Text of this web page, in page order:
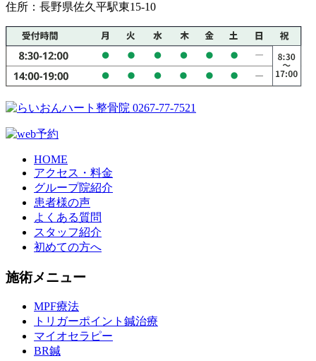
住所：長野県佐久平駅東15-10
HOME
アクセス・料金
グループ院紹介
患者様の声
よくある質問
スタッフ紹介
初めての方へ
施術メニュー
MPF療法
トリガーポイント鍼治療
マイオセラピー
BR鍼